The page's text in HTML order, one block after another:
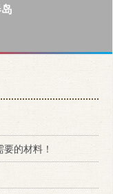
的材料！